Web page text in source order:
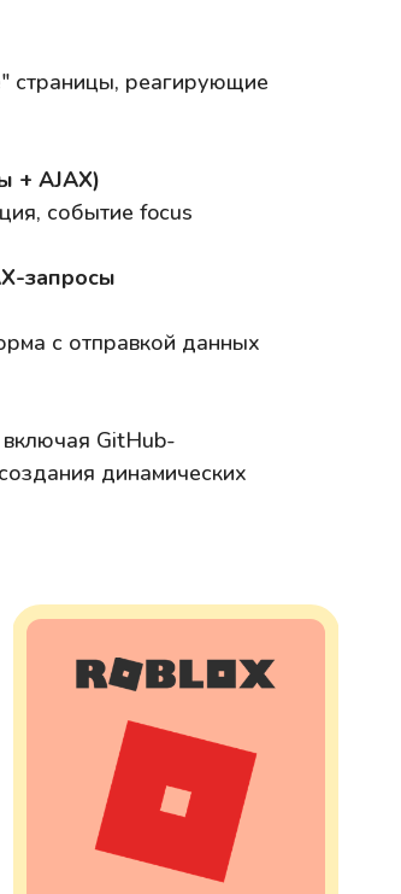
страницы, реагирующие
+ AJAX)
событие focus
запросы
с отправкой данных
GitHub-
динамических